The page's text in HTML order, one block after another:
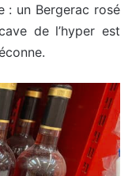
: un Bergerac rosé
de l’hyper est